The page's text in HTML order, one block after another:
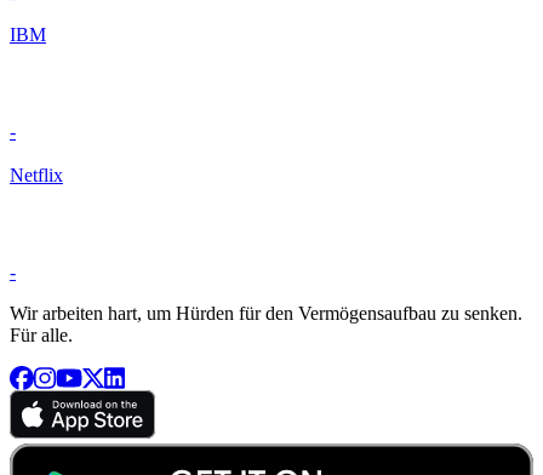
IBM
-
Netflix
-
Wir arbeiten hart, um Hürden für den Vermögensaufbau zu senken.
Für alle.